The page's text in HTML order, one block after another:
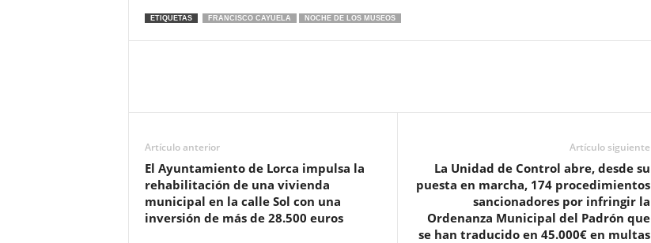
ETIQUETAS FRANCISCO CAYUELA NOCHE DE LOS MUSEOS
Artículo anterior
El Ayuntamiento de Lorca impulsa la
rehabilitación de una vivienda
municipal en la calle Sol con una
inversión de más de 28.500 euros
Artículo siguiente
La Unidad de Control abre, desde su
puesta en marcha, 174 procedimientos
sancionadores por infringir la
Ordenanza Municipal del Padrón que
se han traducido en 45.000€ en multas